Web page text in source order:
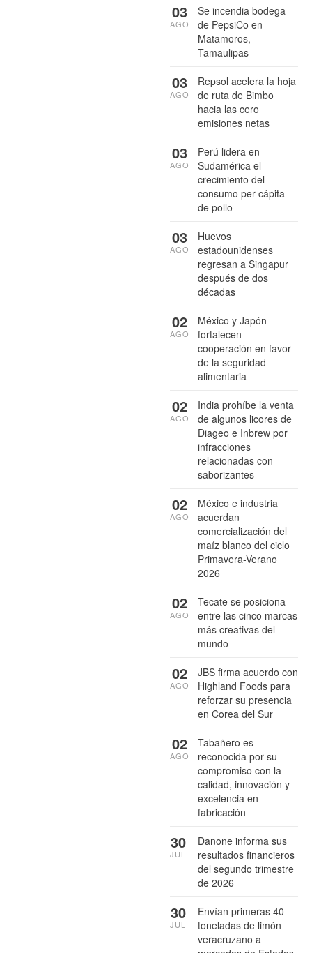
Se incendia bodega
de PepsiCo en
Matamoros,
Tamaulipas
03
AGO
Repsol acelera la hoja
de ruta de Bimbo
hacia las cero
emisiones netas
03
AGO
Perú lidera en
Sudamérica el
crecimiento del
consumo per cápita
de pollo
03
AGO
Huevos
estadounidenses
regresan a Singapur
después de dos
décadas
03
AGO
México y Japón
fortalecen
cooperación en favor
de la seguridad
alimentaria
02
AGO
India prohíbe la venta
de algunos licores de
Diageo e Inbrew por
infracciones
relacionadas con
saborizantes
02
AGO
México e industria
acuerdan
comercialización del
maíz blanco del ciclo
Primavera-Verano
2026
02
AGO
Tecate se posiciona
entre las cinco marcas
más creativas del
mundo
02
AGO
JBS firma acuerdo con
Highland Foods para
reforzar su presencia
en Corea del Sur
02
AGO
Tabañero es
reconocida por su
compromiso con la
calidad, innovación y
excelencia en
fabricación
02
AGO
Danone informa sus
resultados financieros
del segundo trimestre
de 2026
30
JUL
Envían primeras 40
toneladas de limón
veracruzano a
30
JUL